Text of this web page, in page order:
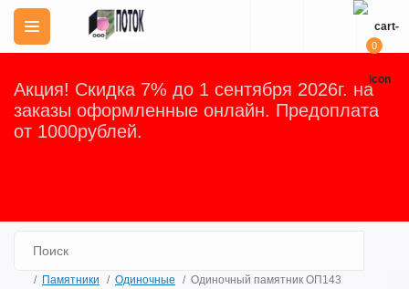
Акция! Скидка 7% до 1 сентября 2026г. на
заказы оформленные онлайн. Предоплата
от 1000рублей.
0
Памятники Одиночные Одиночный памятник ОП143